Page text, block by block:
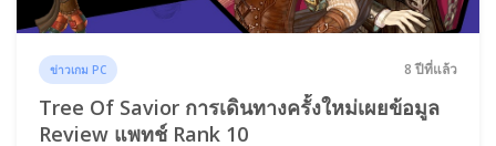
ข่าวเกม PC 8 ปีที่แล้ว
Tree Of Savior การเดินทางครั้งใหม่เผยข้อมูล
Review แพทช์ Rank 10